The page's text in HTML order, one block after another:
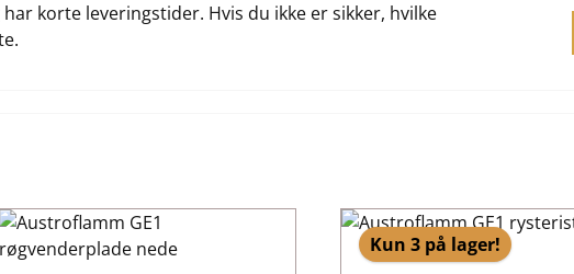
korte leveringstider. Hvis du ikke er sikker, hvilke
Kun 3 på lager!